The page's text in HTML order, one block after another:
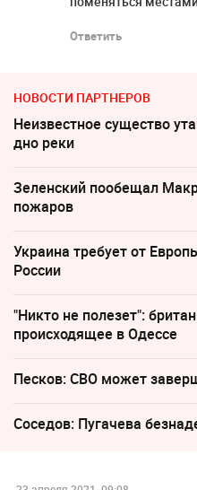
Ответить
НОВОСТИ ПАРТНЕРОВ
Неизвестное существо
дно реки
Зеленский пообещал
пожаров
Украина требует от
России
"Никто не полезет":
происходящее в Одессе
Песков: СВО может
Соседов: Пугачева